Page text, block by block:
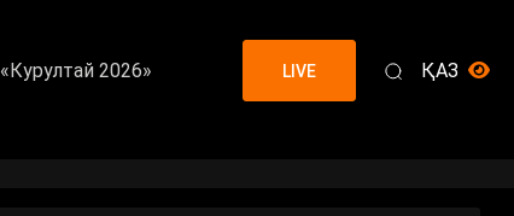
«Курултай 2026» LIVE ҚАЗ